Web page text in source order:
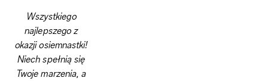
Wszystkiego
najlepszego z
okazji osiemnastki!
Niech spełnią się
Twoje marzenia, a